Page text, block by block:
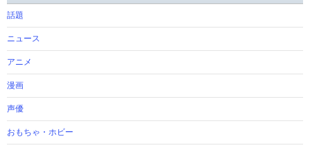
話題
ニュース
アニメ
漫画
声優
おもちゃ・ホビー